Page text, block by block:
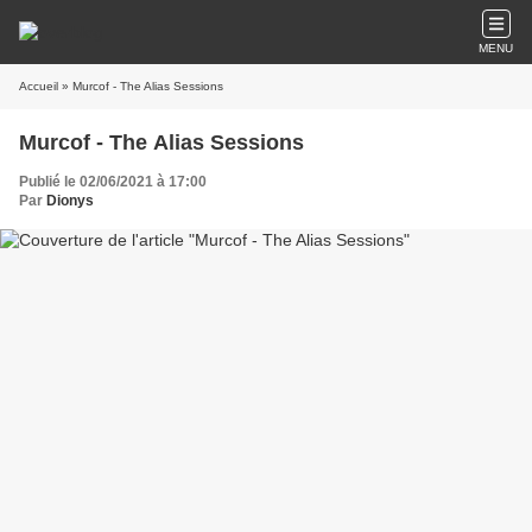
MENU
Accueil » Murcof - The Alias Sessions
Murcof - The Alias Sessions
Publié le 02/06/2021 à 17:00
Par Dionys